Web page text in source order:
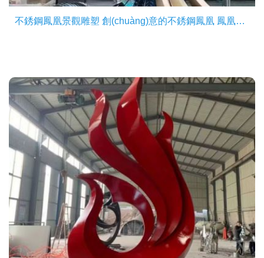
不銹鋼鳳凰景觀雕塑 創(chuàng)意的不銹鋼鳳凰 鳳凰雕塑可設(shè)計(jì)